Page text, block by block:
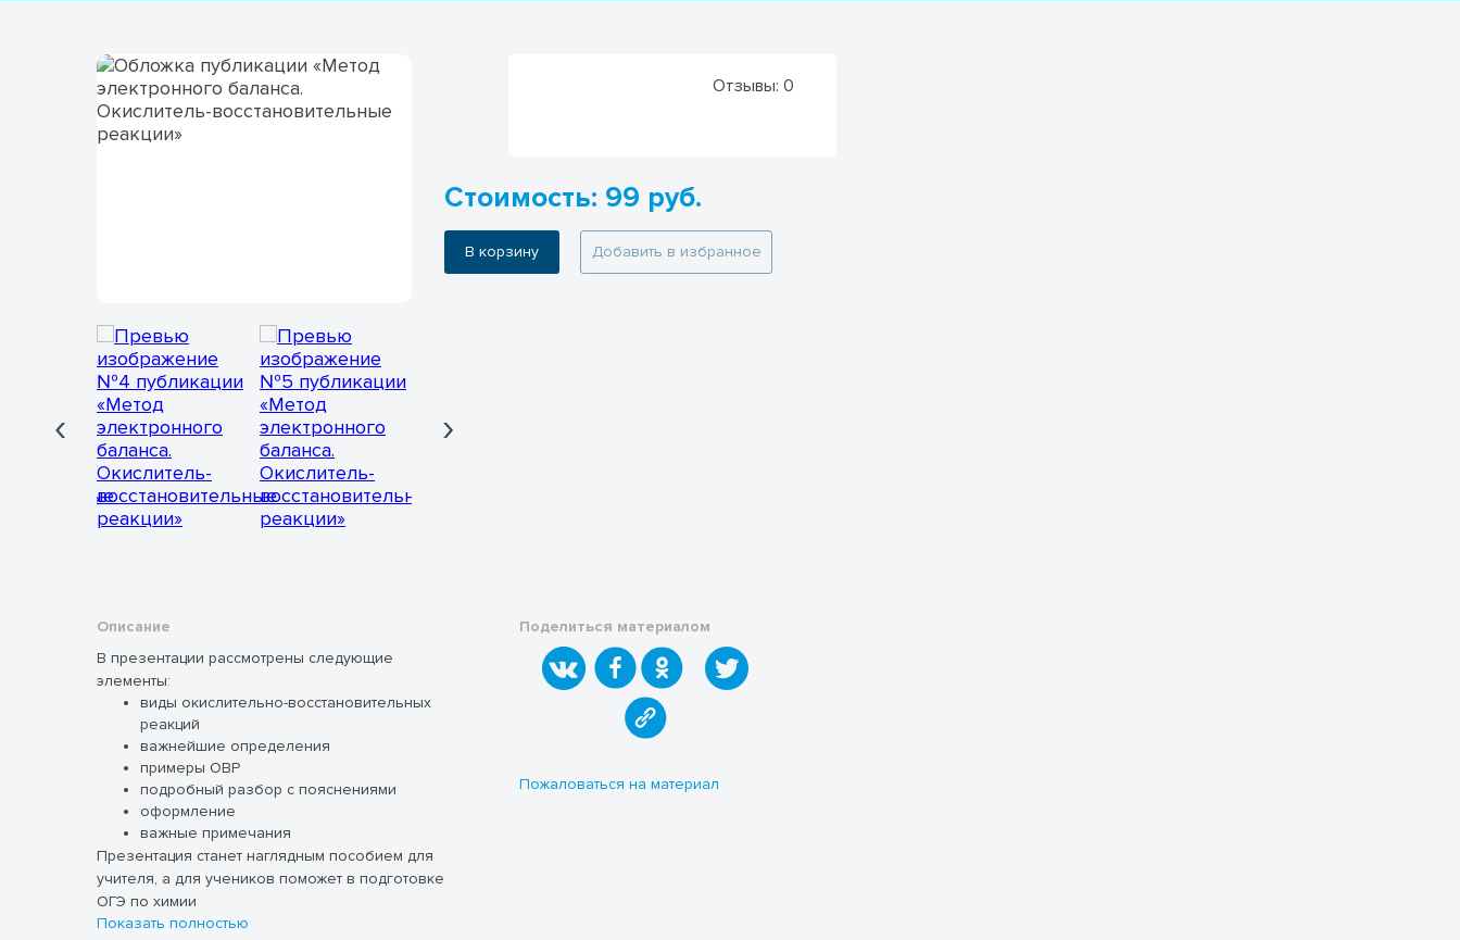
‹ ›
Отзывы: 0
Стоимость: 99 руб.
В корзину Добавить в избранное
Описание
В презентации рассмотрены следующие
элементы:
виды окислительно-восстановительных
реакций
важнейшие определения
примеры ОВР
подробный разбор с пояснениями
оформление
важные примечания
Презентация станет наглядным пособием для
учителя, а для учеников поможет в подготовке
ОГЭ по химии
Показать полностью
Поделиться материалом
Пожаловаться на материал